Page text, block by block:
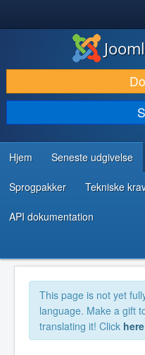
DOWNLOAD & UDVID
OPDAG & LÆR
FÆLLESSKABET & SUPPORT
UDVIKLERRESSOURCER
Hjem Seneste udgivelse
Sprogpakker Tekniske
API dokumentation
This page is not yet
language. Make a gift
translating it! Click here